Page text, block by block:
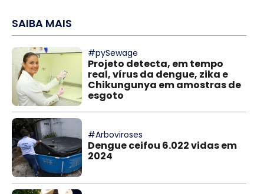
SAIBA MAIS
#pySewage
Projeto detecta, em tempo
real, vírus da dengue, zika e
Chikungunya em amostras de
esgoto
#Arboviroses
Dengue ceifou 6.022 vidas em
2024